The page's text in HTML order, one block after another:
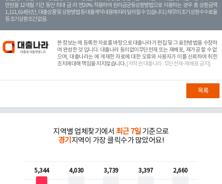
만원을 12개월 기간 동안 최대 금 리 연20% 적용하여 원리금균등상환방법으로 이용하는 경우 총 상환금액
1,111,614원 (단, 대출상품 및 상환방법 등 대출계약 내용에 따라 달라질 수 있습니다.) 채무의 조기 상환수수료율
등 조기상환조건 없음.
본 정보는에 등록한 자료를 바탕으로 대출나라가 편집 및 그 표현방법을 수정하
여 완성한 것 입니다. 대출나라 동의없이무단전재 또는 재배포, 재가공 할 수 없
으며, 대출나라는 에 게재한 자료에 대한 오류와 사용자가 이를 신뢰하여 취한
조치에대해 책임을 지지않습니다. [저작권 대출나라. 무단전재-재배포 금지]
목록
지역별 업체찾기에서 최근 7일 기준으로
경기 지역이 가장 클릭수가 많았어요!
5,344 4,030 3,739 3,397 2,660